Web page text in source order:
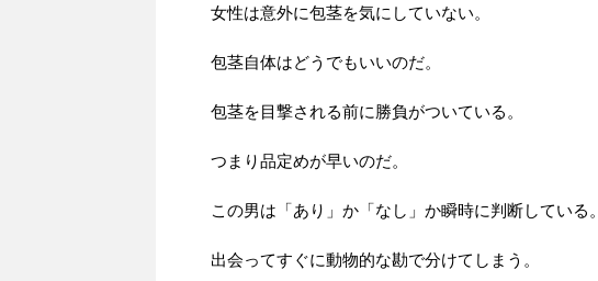
女性は意外に包茎を気にしていない。
包茎自体はどうでもいいのだ。
包茎を目撃される前に勝負がついている。
つまり品定めが早いのだ。
この男は「あり」か「なし」か瞬時に判断している。
出会ってすぐに動物的な勘で分けてしまう。